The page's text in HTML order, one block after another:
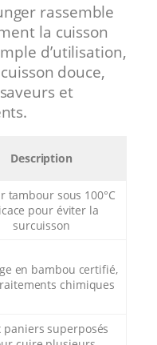
rassemble
la cuisson
d’utilisation,
douce,
et
Description
tambour sous 100°C
pour éviter la
surcuisson
en bambou certifié,
chimiques
paniers superposés